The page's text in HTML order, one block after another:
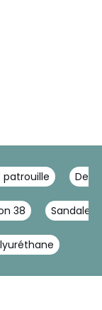
patrouille
38 Sandales